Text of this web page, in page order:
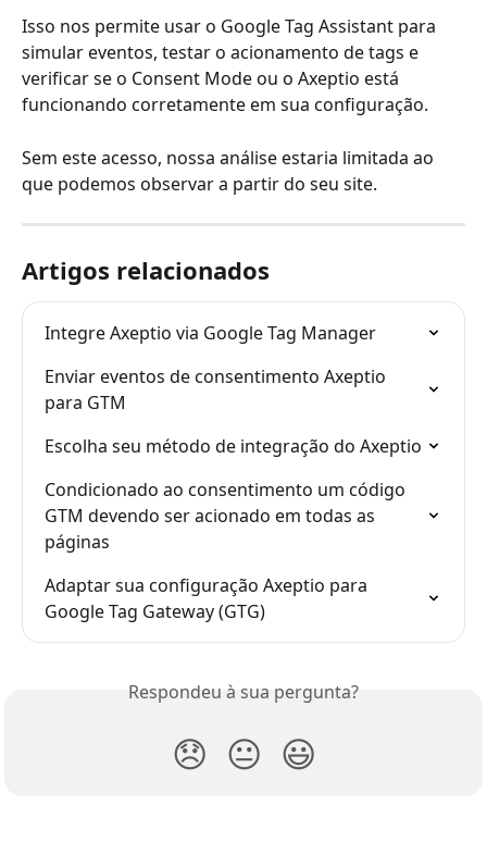
Isso nos permite usar o Google Tag Assistant para
simular eventos, testar o acionamento de tags e
verificar se o Consent Mode ou o Axeptio está
funcionando corretamente em sua configuração.
Sem este acesso, nossa análise estaria limitada ao
que podemos observar a partir do seu site.
Artigos relacionados
Integre Axeptio via Google Tag Manager
Enviar eventos de consentimento Axeptio
para GTM
Escolha seu método de integração do Axeptio
Condicionado ao consentimento um código
GTM devendo ser acionado em todas as
páginas
Adaptar sua configuração Axeptio para
Google Tag Gateway (GTG)
Respondeu à sua pergunta?
😞 😐 😃